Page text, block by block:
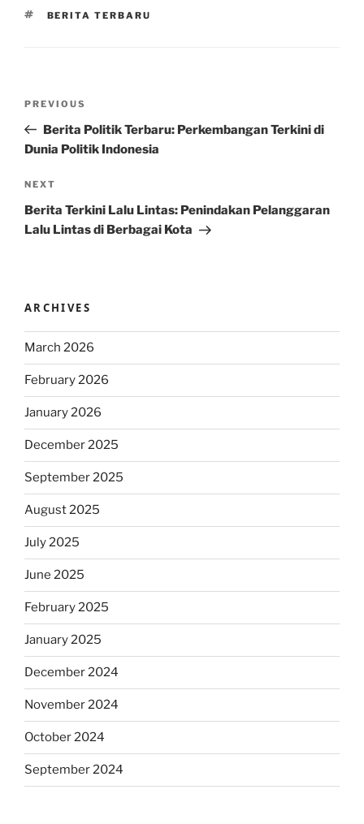
TAGS
BERITA TERBARU
Previous
Post
PREVIOUS
Berita Politik Terbaru: Perkembangan Terkini di
Dunia Politik Indonesia
Next
Post
NEXT
Berita Terkini Lalu Lintas: Penindakan Pelanggaran
Lalu Lintas di Berbagai Kota
ARCHIVES
March 2026
February 2026
January 2026
December 2025
September 2025
August 2025
July 2025
June 2025
February 2025
January 2025
December 2024
November 2024
October 2024
September 2024